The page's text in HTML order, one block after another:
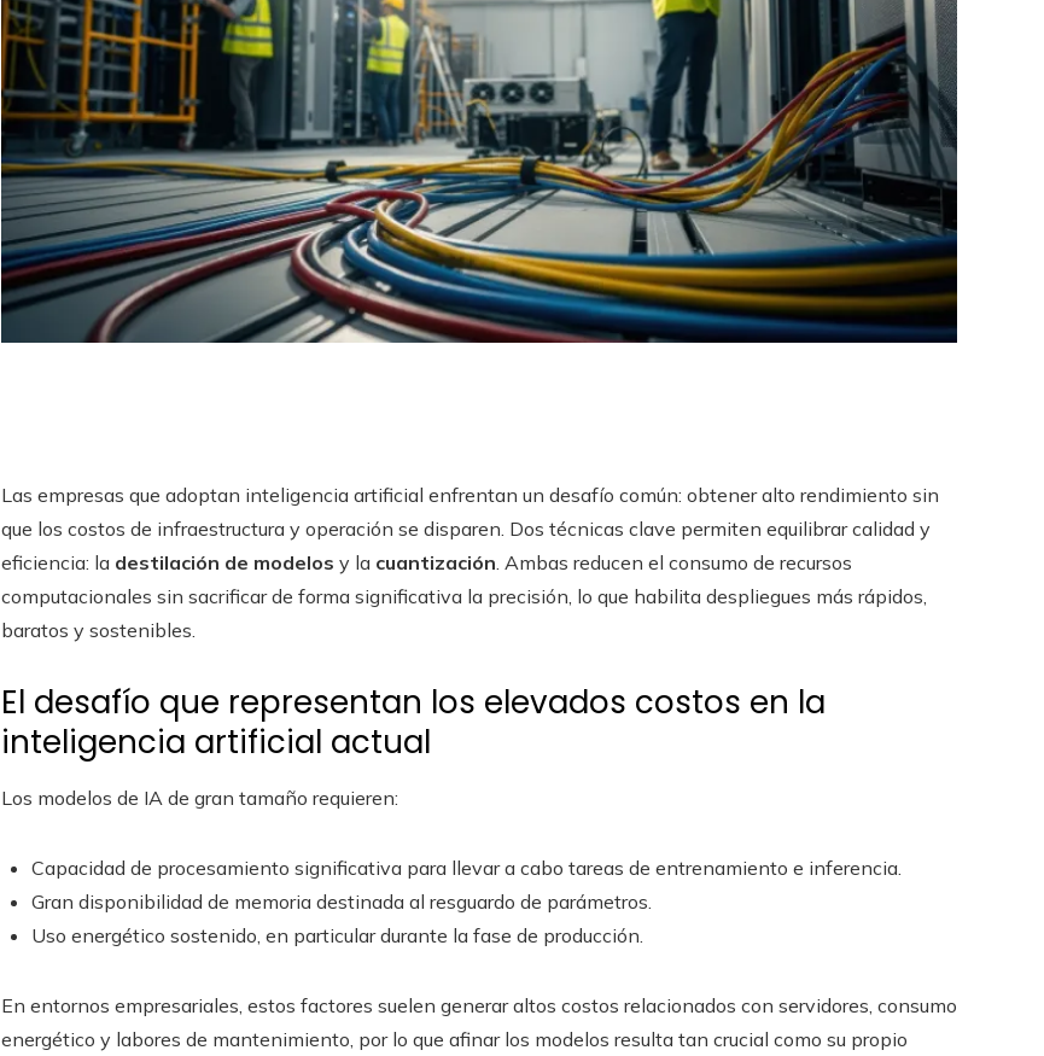
Las empresas que adoptan inteligencia artificial enfrentan un desafío común: obtener alto rendimiento sin
que los costos de infraestructura y operación se disparen. Dos técnicas clave permiten equilibrar calidad y
eficiencia: la destilación de modelos y la cuantización. Ambas reducen el consumo de recursos
computacionales sin sacrificar de forma significativa la precisión, lo que habilita despliegues más rápidos,
baratos y sostenibles.
El desafío que representan los elevados costos en la
inteligencia artificial actual
Los modelos de IA de gran tamaño requieren:
Capacidad de procesamiento significativa para llevar a cabo tareas de entrenamiento e inferencia.
Gran disponibilidad de memoria destinada al resguardo de parámetros.
Uso energético sostenido, en particular durante la fase de producción.
En entornos empresariales, estos factores suelen generar altos costos relacionados con servidores, consumo
energético y labores de mantenimiento, por lo que afinar los modelos resulta tan crucial como su propio